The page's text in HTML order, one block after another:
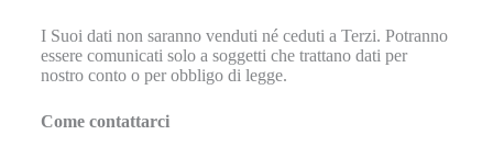
I Suoi dati non saranno venduti né ceduti a Terzi. Potranno
essere comunicati solo a soggetti che trattano dati per
nostro conto o per obbligo di legge.
Come contattarci